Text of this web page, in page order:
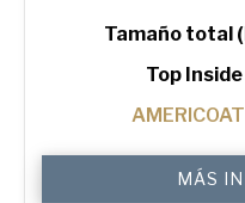
Tamaño total
Top
MÁS